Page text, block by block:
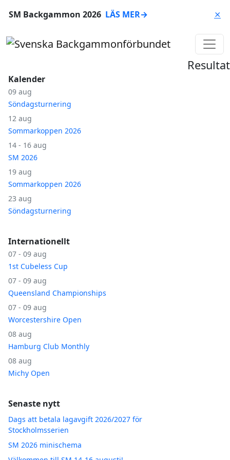
SM Backgammon 2026 LÄS MER→ ⨯
Kalender
09 aug
Söndagsturnering
12 aug
Sommarkoppen 2026
14 - 16 aug
SM 2026
19 aug
Sommarkoppen 2026
23 aug
Söndagsturnering
Internationellt
07 - 09 aug
1st Cubeless Cup
07 - 09 aug
Queensland Championships
07 - 09 aug
Worcestershire Open
08 aug
Hamburg Club Monthly
08 aug
Michy Open
Senaste nytt
Dags att betala lagavgift 2026/2027 för
Stockholmsserien
SM 2026 minischema
Resultat